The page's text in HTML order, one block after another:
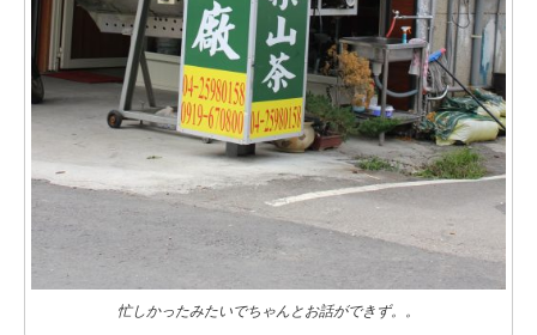
忙しかったみたいでちゃんとお話ができず。。